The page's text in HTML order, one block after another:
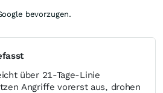
über 21-Tage-Linie
Angriffe vorerst aus, drohen
bevorzugen.